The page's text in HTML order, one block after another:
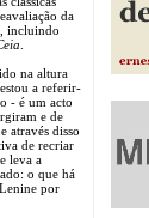
da
incluindo
na altura
a referir-
- é um acto
e de
através disso
de recriar
leva a
o que há
por